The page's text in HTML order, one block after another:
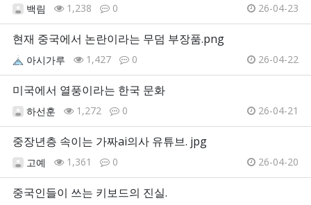
백림 1,238 0 26-04-23
현재 중국에서 논란이라는 무덤 부장품.png
아시가루 1,427 0 26-04-22
미국에서 열풍이라는 한국 문화
하선훈 1,272 0 26-04-21
중장년층 속이는 가짜ai의사 유튜브. jpg
고예 1,361 0 26-04-20
중국인들이 쓰는 키보드의 진실.